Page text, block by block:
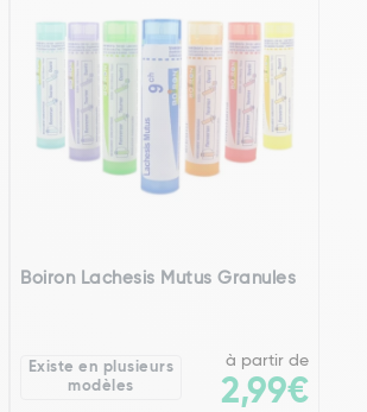
Boiron Lachesis Mutus Granules
Existe en plusieurs
modèles
à partir de
2,99€